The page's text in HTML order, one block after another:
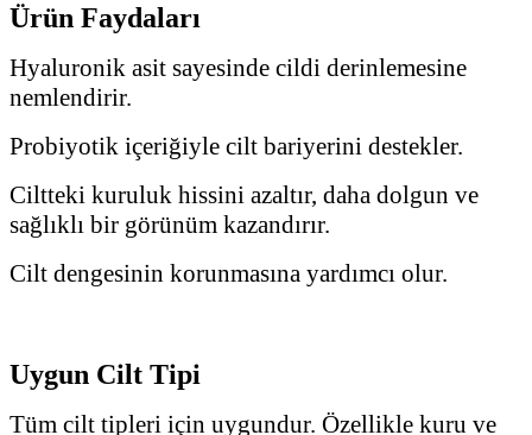
Ürün Faydaları
Hyaluronik asit sayesinde cildi derinlemesine
nemlendirir.
Probiyotik içeriğiyle cilt bariyerini destekler.
Ciltteki kuruluk hissini azaltır, daha dolgun ve
sağlıklı bir görünüm kazandırır.
Cilt dengesinin korunmasına yardımcı olur.
Uygun Cilt Tipi
Tüm cilt tipleri için uygundur. Özellikle kuru ve